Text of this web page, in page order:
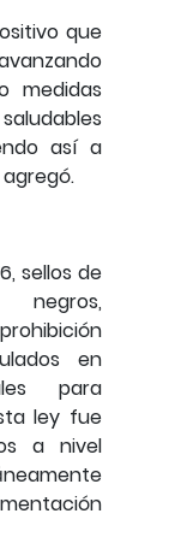
que
medidas
así a
sellos de
negros,
en
para
ley fue
a nivel